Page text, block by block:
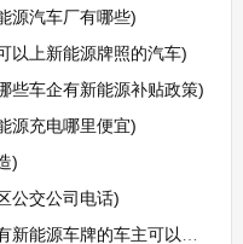
源汽车厂有哪些)
以上新能源牌照的汽车)
些车企有新能源补贴政策)
源充电哪里便宜)
)
公交公司电话)
车牌的车主可以参加摇号吗)